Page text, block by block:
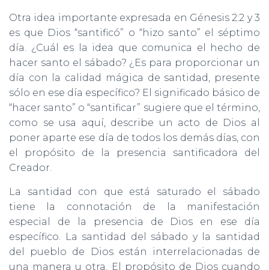
Otra idea importante expresada en Génesis 2:2 y 3
es que Dios “santificó” o “hizo santo” el séptimo
día. ¿Cuál es la idea que comunica el hecho de
hacer santo el sábado? ¿Es para proporcionar un
día con la calidad mágica de santidad, presente
sólo en ese día específico? El significado básico de
“hacer santo” o “santificar” sugiere que el término,
como se usa aquí, describe un acto de Dios al
poner aparte ese día de todos los demás días, con
el propósito de la presencia santificadora del
Creador.
La santidad con que está saturado el sábado
tiene la connotación de la manifestación
especial de la presencia de Dios en ese día
específico. La santidad del sábado y la santidad
del pueblo de Dios están interrelacionadas de
una manera u otra. El propósito de Dios cuando